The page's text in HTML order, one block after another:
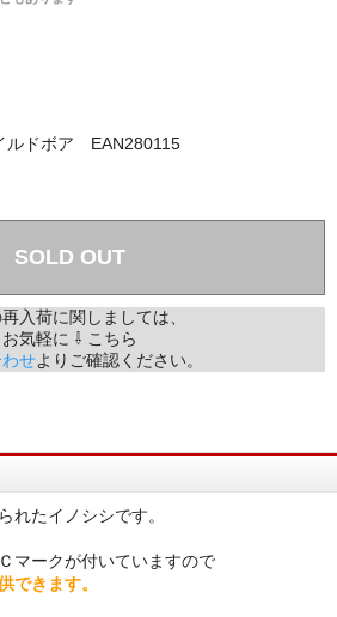
ルドボア EAN280115
SOLD OUT
入荷に関しましては、
お気軽に ⇩ こちら
せよりご確認ください。
れたイノシシです。
マークが付いていますので
できます。